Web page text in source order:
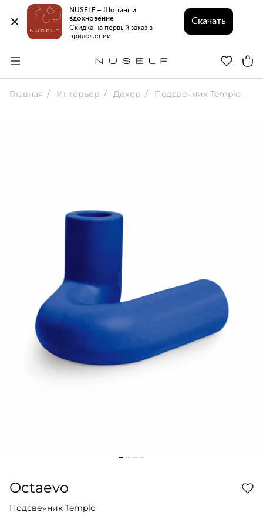
NUSELF – Шопинг и
вдохновение
Скидка на первый заказ в
приложении!
Скачать
Главная Интерьер Декор Подсвечник Templo
Octaevo
Подсвечник Templo